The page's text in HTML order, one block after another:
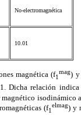
No-electromagnética
10.01
magnética (f1
mag) y
Dicha relación indica
isodinámico
(f1
elmag) y